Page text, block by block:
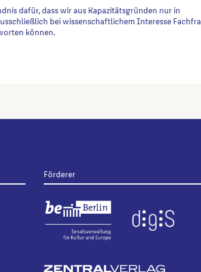
dafür, dass wir aus Kapazitätsgründen nur in
bei wissenschaftlichem Interesse
können.
Förderer